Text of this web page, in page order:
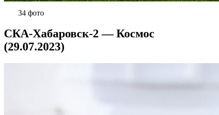
34 фото
СКА-Хабаровск-2 — Космос
(29.07.2023)